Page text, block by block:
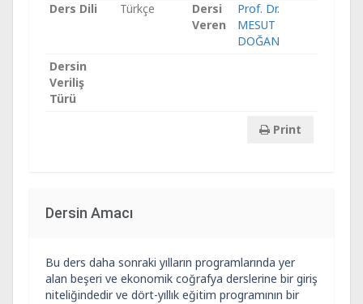
Ders Dili Türkçe
Dersi
Veren
Prof. Dr.
MESUT
DOĞAN
Dersin
Veriliş
Türü
Print
Dersin Amacı
Bu ders daha sonraki yılların programlarında yer
alan beşeri ve ekonomik coğrafya derslerine bir giriş
niteliğindedir ve dört-yıllık eğitim programının bir